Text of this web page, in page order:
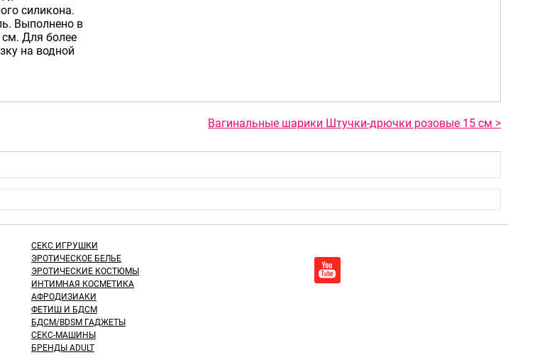
силикона.
Выполнено в
Для более
на водной
Вагинальные шарики Штучки-дрючки розовые 15 см >
СЕКС ИГРУШКИ
ЭРОТИЧЕСКОЕ БЕЛЬЕ
ЭРОТИЧЕСКИЕ КОСТЮМЫ
ИНТИМНАЯ КОСМЕТИКА
АФРОДИЗИАКИ
ФЕТИШ И БДСМ
БДСМ/BDSM ГАДЖЕТЫ
СЕКС-МАШИНЫ
БРЕНДЫ ADULT